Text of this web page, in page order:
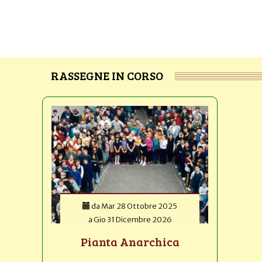
RASSEGNE IN CORSO
da Mar 28 Ottobre 2025
aGio 31 Dicembre 2026
Pianta Anarchica